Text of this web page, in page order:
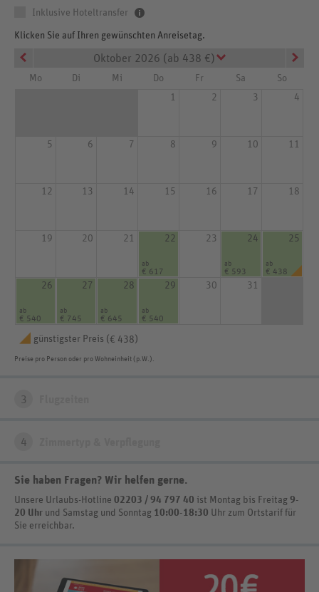
Inklusive Hoteltransfer
Klicken Sie auf Ihren gewünschten Anreisetag.
Oktober 2026 (ab 438 €)
Mo Di Mi Do Fr Sa
So
1
2 3 4
5 6 7 8 9 10 11
12 13 14 15 16 17 18
19 20 21 22
ab
€ 617
23 24
ab
€ 593
25
ab
€ 438
26
ab
€ 540
27
ab
€ 745
28
ab
€ 645
29
ab
€ 540
30 31
günstigster Preis (€ 438)
Preise pro Person oder pro Wohneinheit (p.W.).
3
4
Sie haben Fragen? Wir helfen gerne.
Unsere Urlaubs-Hotline 02203 / 94 797 40 ist Montag bis Freitag 9-
20 Uhr und Samstag und Sonntag 10:00-18:30 Uhr zum Ortstarif für
Sie erreichbar.